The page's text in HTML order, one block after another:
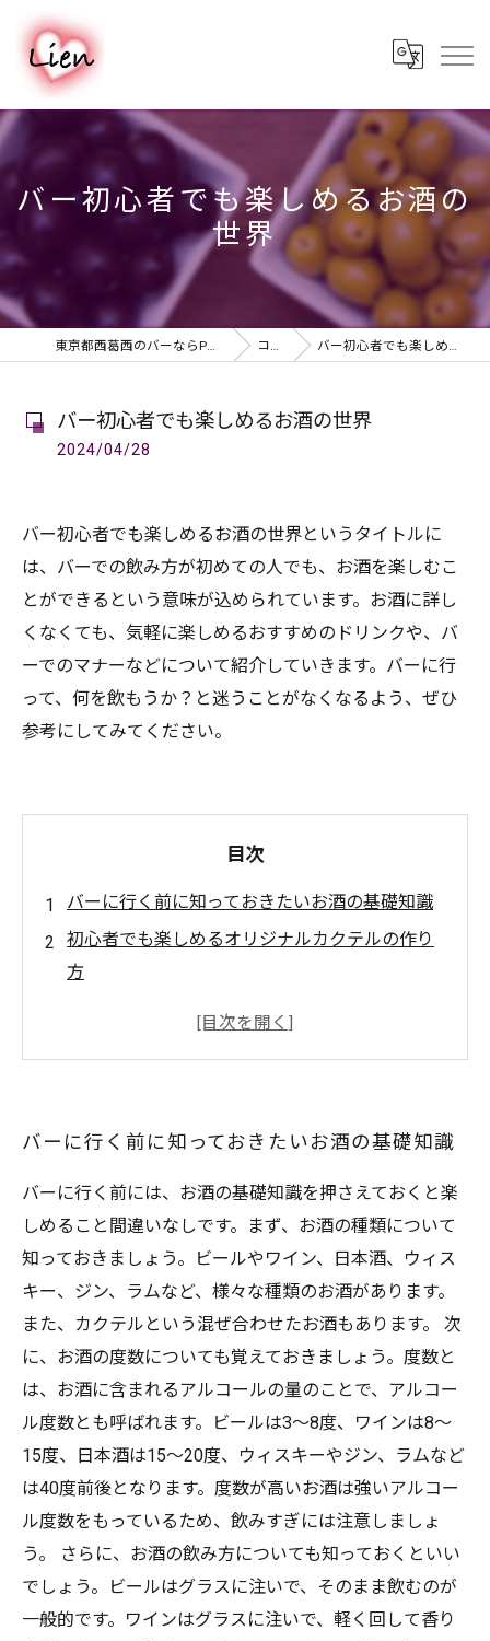
バー初心者でも楽しめるお酒の
世界
東京都西葛西のバーならPUB & BAR Lien コラム バー初心者でも楽しめるお酒の世界
バー初心者でも楽しめるお酒の世界
2024/04/28
バー初心者でも楽しめるお酒の世界というタイトルに
は、バーでの飲み方が初めての人でも、お酒を楽しむこ
とができるという意味が込められています。お酒に詳し
くなくても、気軽に楽しめるおすすめのドリンクや、バ
ーでのマナーなどについて紹介していきます。バーに行
って、何を飲もうか？と迷うことがなくなるよう、ぜひ
参考にしてみてください。
目次
バーに行く前に知っておきたいお酒の基礎知識
初心者でも楽しめるオリジナルカクテルの作り
方
お酒に合うおつまみの選び方
バーに行く前に知っておきたいお酒の基礎知識
バーに行く前には、お酒の基礎知識を押さえておくと楽
しめること間違いなしです。まず、お酒の種類について
知っておきましょう。ビールやワイン、日本酒、ウィス
キー、ジン、ラムなど、様々な種類のお酒があります。
また、カクテルという混ぜ合わせたお酒もあります。 次
に、お酒の度数についても覚えておきましょう。度数と
は、お酒に含まれるアルコールの量のことで、アルコー
ル度数とも呼ばれます。ビールは3～8度、ワインは8～
15度、日本酒は15～20度、ウィスキーやジン、ラムなど
は40度前後となります。度数が高いお酒は強いアルコー
ル度数をもっているため、飲みすぎには注意しましょ
う。 さらに、お酒の飲み方についても知っておくといい
でしょう。ビールはグラスに注いで、そのまま飲むのが
一般的です。ワインはグラスに注いで、軽く回して香り